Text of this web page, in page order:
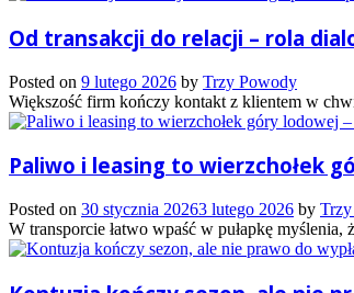
Od transakcji do relacji – rola
Posted on 9 lutego 2026 by Trzy Powody
Większość firm kończy kontakt z klientem w
Paliwo i leasing to wierzchołek
Posted on 30 stycznia 20263 lutego 2026 by
W transporcie łatwo wpaść w pułapkę